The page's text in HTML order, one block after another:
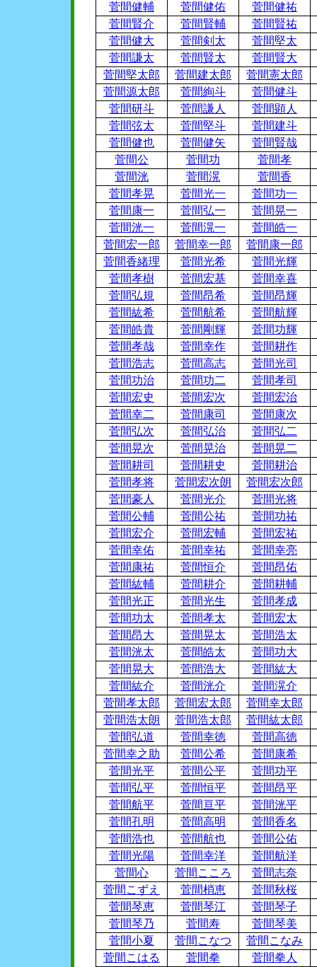
菅間健輔 菅間健佑
菅間健祐
菅間賢介
菅間賢輔
菅間賢祐
菅間健大
菅間剣太
菅間堅太
菅間謙太
菅間賢太
菅間賢大
菅間堅太郎
菅間建太郎
菅間憲太郎
菅間源太郎
菅間絢斗
菅間健斗
菅間研斗
菅間謙人
菅間顕人
菅間弦太
菅間堅斗
菅間建斗
菅間健也
菅間健矢
菅間賢哉
菅間公
菅間功
菅間孝
菅間洸
菅間滉
菅間香
菅間孝晃
菅間光一
菅間功一
菅間康一
菅間弘一
菅間晃一
菅間洸一
菅間滉一
菅間皓一
菅間宏一郎
菅間幸一郎
菅間康一郎
菅間香緒理
菅間光希
菅間光輝
菅間孝樹
菅間宏基
菅間幸喜
菅間弘規
菅間昂希
菅間昂輝
菅間紘希
菅間航希
菅間航輝
菅間皓貴
菅間剛輝
菅間功輝
菅間孝哉
菅間幸作
菅間耕作
菅間浩志
菅間高志
菅間光司
菅間功治
菅間功二
菅間孝司
菅間宏史
菅間宏次
菅間宏治
菅間幸二
菅間康司
菅間康次
菅間弘次
菅間弘治
菅間弘二
菅間晃次
菅間晃治
菅間晃二
菅間耕司
菅間耕史
菅間耕治
菅間孝将
菅間宏次朗
菅間宏次郎
菅間豪人
菅間光介
菅間光将
菅間公輔
菅間公祐
菅間功祐
菅間宏介
菅間宏輔
菅間宏祐
菅間幸佑
菅間幸祐
菅間幸亮
菅間康祐
菅間恒介
菅間昂佑
菅間紘輔
菅間耕介
菅間耕輔
菅間光正
菅間光生
菅間孝成
菅間功太
菅間孝太
菅間宏太
菅間昂大
菅間晃太
菅間浩太
菅間洸太
菅間皓太
菅間功大
菅間晃大
菅間浩大
菅間紘大
菅間紘介
菅間洸介
菅間滉介
菅間孝太郎
菅間宏太郎
菅間幸太郎
菅間浩太朗
菅間浩太郎
菅間紘太郎
菅間弘道
菅間幸徳
菅間高徳
菅間幸之助
菅間公希
菅間康希
菅間光平
菅間公平
菅間功平
菅間弘平
菅間恒平
菅間昂平
菅間航平
菅間亘平
菅間洸平
菅間孔明
菅間高明
菅間香名
菅間浩也
菅間航也
菅間公佑
菅間光陽
菅間幸洋
菅間航洋
菅間心
菅間こころ
菅間志奈
菅間こずえ
菅間梢恵
菅間秋桜
菅間琴恵
菅間琴江
菅間琴子
菅間琴乃
菅間寿
菅間琴美
菅間小夏
菅間こなつ
菅間こなみ
菅間こはる
菅間拳
菅間拳人